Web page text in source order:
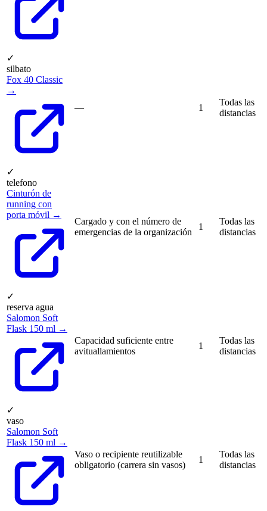
✓
silbato
Fox 40 Classic
→
—
1
Todas las
distancias
✓
telefono
Cinturón de
running con
porta móvil →
Cargado y con el número de
emergencias de la organización
1
Todas las
distancias
✓
reserva agua
Salomon Soft
Flask 150 ml →
Capacidad suficiente entre
avituallamientos
1
Todas las
distancias
✓
vaso
Salomon Soft
Flask 150 ml →
Vaso o recipiente reutilizable
obligatorio (carrera sin vasos)
1
Todas las
distancias